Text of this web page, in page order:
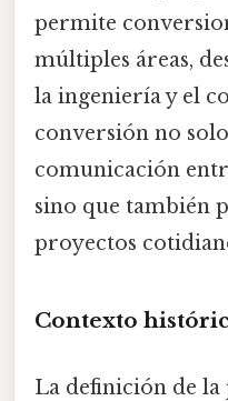
permite
múltiples áreas,
la ingeniería y el
conversión no
comunicación
sino que también
proyectos
Contexto
La definición de